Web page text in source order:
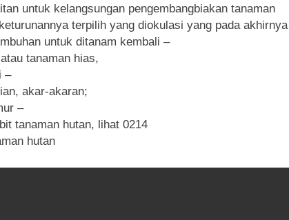
untuk kelangsungan pengembangbiakan tanaman
terpilih yang diokulasi yang pada
untuk ditanam kembali –
tanaman hias,
–
akar-akaran;
–
tanaman hutan, lihat 0214
hutan